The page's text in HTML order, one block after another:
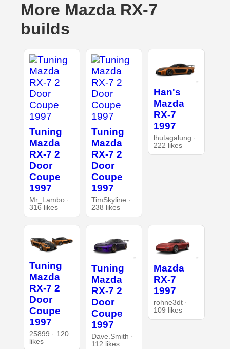
More Mazda RX-7
builds
Tuning
Mazda
RX-7 2
Door
Coupe
1997
Mr_Lambo ·
316 likes
Tuning
Mazda
RX-7 2
Door
Coupe
1997
TimSkyline ·
238 likes
Han's
Mazda
RX-7
1997
lhutagalung ·
222 likes
Tuning
Mazda
RX-7 2
Door
Coupe
1997
25899 · 120
likes
Tuning
Mazda
RX-7 2
Door
Coupe
1997
Dave.Smith ·
112 likes
Mazda
RX-7
1997
rohne3dt ·
109 likes